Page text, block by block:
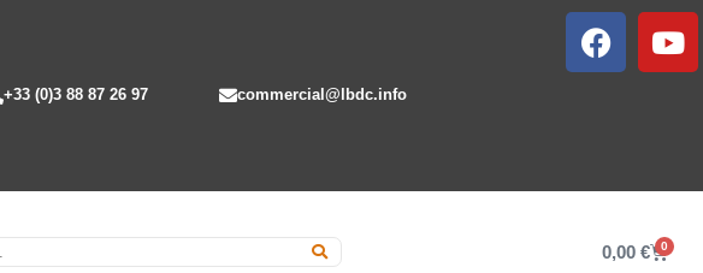
+33 (0)3 88 87 26 97 commercial@lbdc.info
0,00€ 0